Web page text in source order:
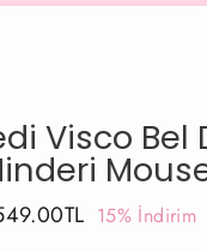
Visco Bel
15% İndirim